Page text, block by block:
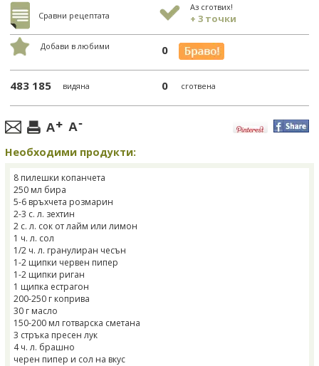
Сравни рецептата
Аз сготвих!
+ 3 точки
Добави в любими 0
483 185 видяна 0 сготвена
Необходими продукти:
8 пилешки копанчета
250 мл бира
5-6 връхчета розмарин
2-3 с. л. зехтин
2 с. л. сок от лайм или лимон
1 ч. л. сол
1/2 ч. л. гранулиран чесън
1-2 щипки червен пипер
1-2 щипки риган
1 щипка естрагон
200-250 г коприва
30 г масло
150-200 мл готварска сметана
3 стръка пресен лук
4 ч. л. брашно
черен пипер и сол на вкус